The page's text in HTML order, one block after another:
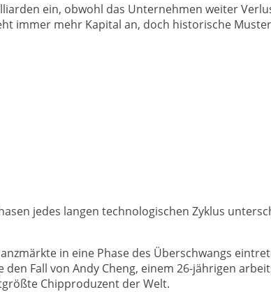
ein, obwohl das Unternehmen weiter
immer mehr Kapital an, doch historische
jedes langen technologischen Zyklus
in eine Phase des Überschwangs
Fall von Andy Cheng, einem 26-jährigen
Chipproduzent der Welt.